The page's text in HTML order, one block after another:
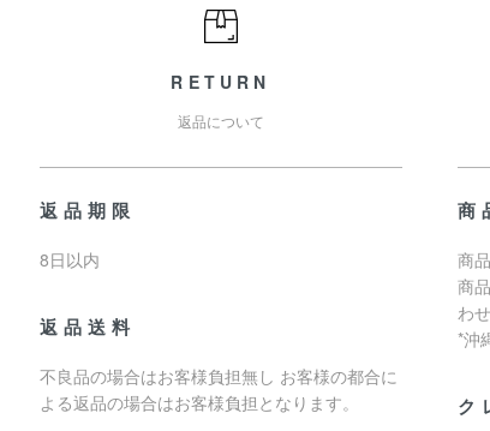
RETURN
返品について
返品期限
8日以内
返品送料
不良品の場合はお客様負担無し お客様の都合に
よる返品の場合はお客様負担となります。
商
商
商
わ
*沖
ク